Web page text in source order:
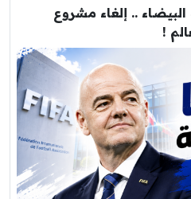
البيضاء .. إلغاء مشروع
!